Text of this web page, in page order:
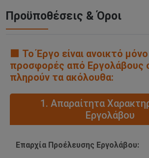
Προϋποθέσεις & Όροι
🟧 Το Έργο είναι ανοικτό
προσφορές από Εργολάβους
πληρούν τα ακόλουθα:
1. Απαραίτητα
Εργολάβου
Επαρχία Προέλευσης Εργολάβου: